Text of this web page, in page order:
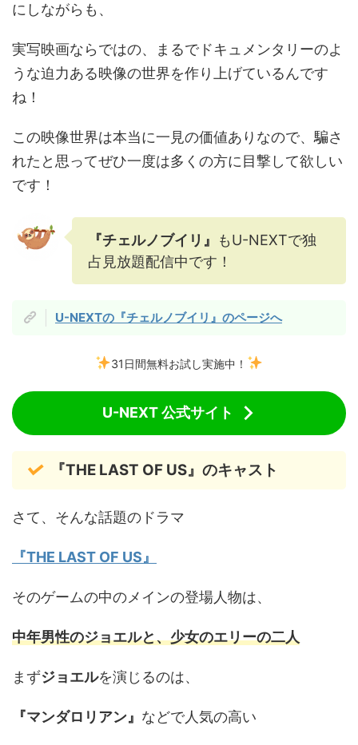
にしながらも、
実写映画ならではの、まるでドキュメンタリーのよ
うな迫力ある映像の世界を作り上げているんです
ね！
この映像世界は本当に一見の価値ありなので、騙さ
れたと思ってぜひ一度は多くの方に目撃して欲しい
です！
『チェルノブイリ』
もU-NEXTで独
占見放題配信中です！
U-NEXTの『チェルノブイリ』のページへ
31日間無料お試し実施中！
U-NEXT 公式サイト
『THE LAST OF US』のキャスト
さて、そんな話題のドラマ
『THE LAST OF US』
そのゲームの中のメインの登場人物は、
中年男性のジョエルと、少女のエリーの二人
まずジョエルを演じるのは、
『マンダロリアン』 などで人気の高い